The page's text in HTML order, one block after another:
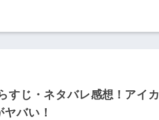
すじ・ネタバレ感想！アイカ
バい！